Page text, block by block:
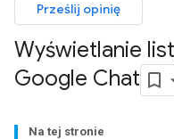
Prześlij opinię
Wyświetlanie
Google Chat
Na tej stronie